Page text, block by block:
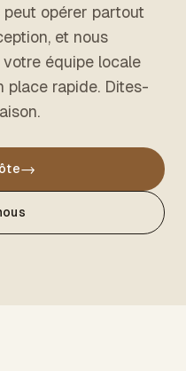
peut opérer partout
et nous
équipe locale
place rapide. Dites-
→